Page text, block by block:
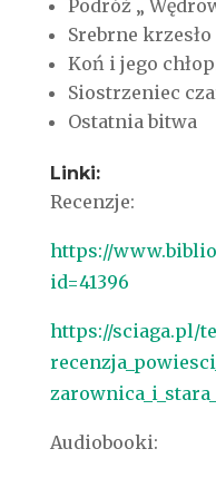
Podróż „
Srebrne krzesło
Koń i jego
Siostrzeniec
Ostatnia bitwa
Linki:
Recenzje:
https://
id=41396
https://sciaga.pl/
Audiobooki: